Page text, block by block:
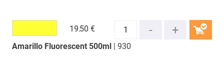
Amarillo Fluorescent 500ml| 930
19.50 €